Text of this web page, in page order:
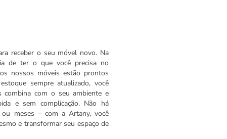
receber o seu móvel novo. Na
de ter o que você precisa no
nossos móveis estão prontos
sempre atualizado, você
combina com o seu ambiente e
e sem complicação. Não há
ou meses – com a Artany, você
e transformar seu espaço de